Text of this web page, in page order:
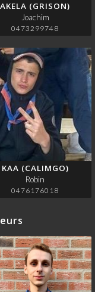
AKELA (GRISON)
Joachim
0473299748
KAA (CALIMGO)
Robin
0476176018